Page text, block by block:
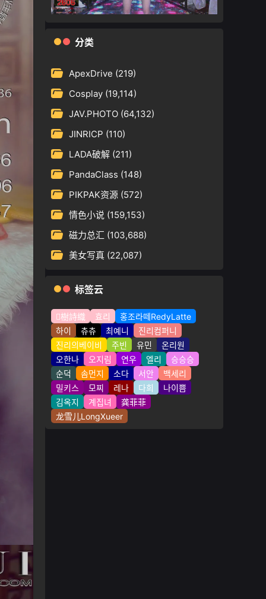
分类
ApexDrive (219)
Cosplay (19,114)
JAV.PHOTO (64,132)
JINRICP (110)
LADA破解 (211)
PandaClass (148)
PIKPAK资源 (572)
情色小说 (159,153)
磁力总汇 (103,688)
美女写真 (22,087)
标签云
樹詩織 효리
홍조라떼RedyLatte
하이
츄츄 최예니
진리컴퍼니
진리의베이비
주빈 유민
온리원
오한나
오지림 연우 엘리
승승승
순덕
솜먼지 소다 서안
백세리
밀키스
모찌 레나 다희
나이쁨
김옥지
계집녀
龚菲菲
龙雪儿LongXueer